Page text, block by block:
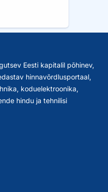
Eesti kapitalil põhinev,
hinnavõrdlusportaal,
koduelektroonika,
hindu ja tehnilisi